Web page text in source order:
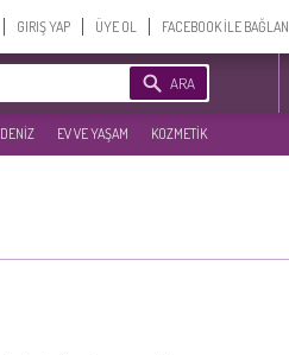
GIRIŞ YAP ÜYE OL FACEBOOK İLE BAĞLAN
ARA
DENİZ EV VE YAŞAM KOZMETİK